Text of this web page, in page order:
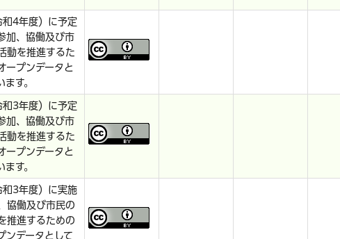
4年度）に予定
加、協働及び市
動を推進するた
ープンデータと
ます。
3年度）に予定
加、協働及び市
動を推進するた
ープンデータと
ます。
3年度）に実施
協働及び市民の
推進するための
ンデータとして